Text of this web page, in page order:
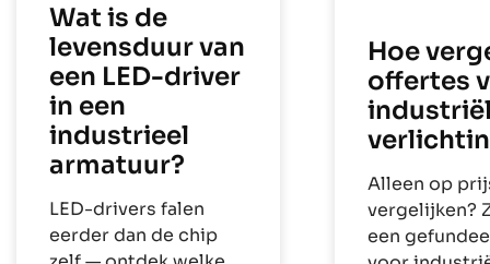
Wat is de
levensduur van
een LED-driver
in een
industrieel
armatuur?
LED-drivers falen
eerder dan de chip
Hoe
offertes
Alleen op
vergelijken?
een